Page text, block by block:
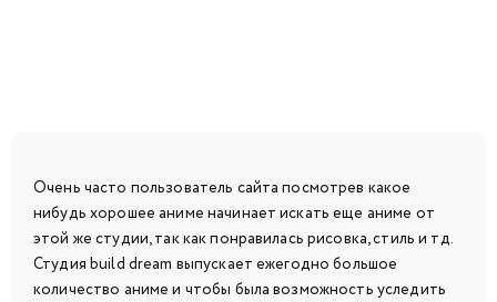
Очень часто пользователь сайта посмотрев какое
нибудь хорошее аниме начинает искать еще аниме от
этой же студии, так как понравилась рисовка, стиль и тд.
Студия build dream выпускает ежегодно большое
количество аниме и чтобы была возможность уследить